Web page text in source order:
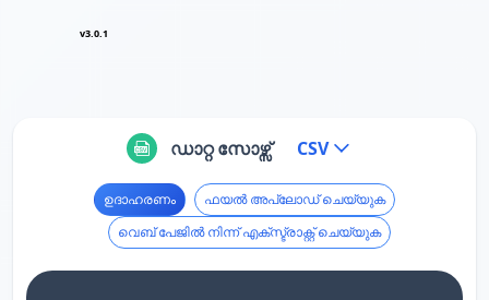
v3.0.1
ഡാറ്റ സോഴ്സ് CSV
ഉദാഹരണം
ഫയൽ അപ്‌ലോഡ് ചെയ്യുക
വെബ് പേജിൽ നിന്ന് എക്സ്ട്രാക്റ്റ് ചെയ്യുക